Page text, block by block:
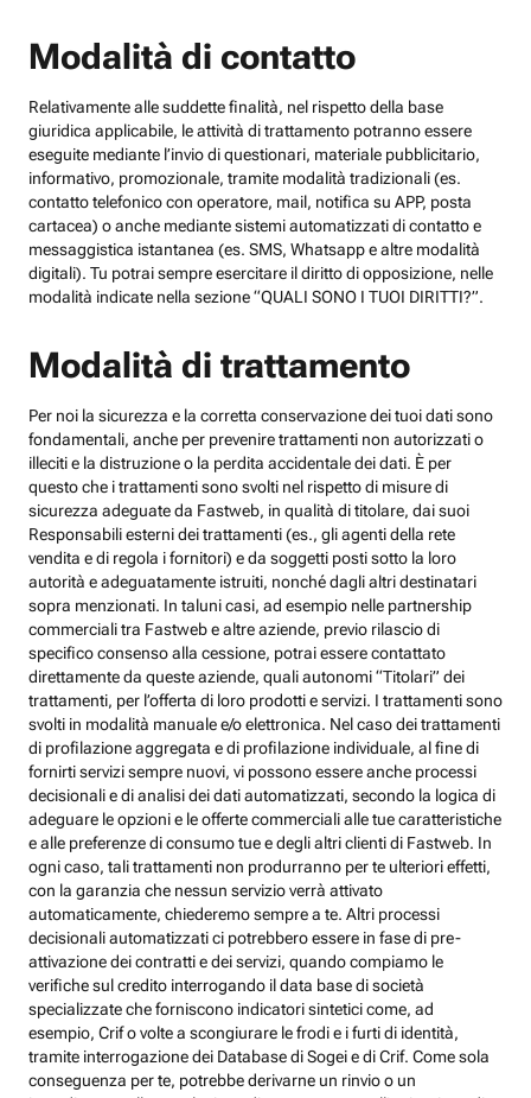
Modalità di contatto
Relativamente alle suddette finalità, nel rispetto della base
giuridica applicabile, le attività di trattamento potranno essere
eseguite mediante l’invio di questionari, materiale pubblicitario,
informativo, promozionale, tramite modalità tradizionali (es.
contatto telefonico con operatore, mail, notifica su APP, posta
cartacea) o anche mediante sistemi automatizzati di contatto e
messaggistica istantanea (es. SMS, Whatsapp e altre modalità
digitali). Tu potrai sempre esercitare il diritto di opposizione, nelle
modalità indicate nella sezione “QUALI SONO I TUOI DIRITTI?”.
Modalità di trattamento
Per noi la sicurezza e la corretta conservazione dei tuoi dati sono
fondamentali, anche per prevenire trattamenti non autorizzati o
illeciti e la distruzione o la perdita accidentale dei dati. È per
questo che i trattamenti sono svolti nel rispetto di misure di
sicurezza adeguate da Fastweb, in qualità di titolare, dai suoi
Responsabili esterni dei trattamenti (es., gli agenti della rete
vendita e di regola i fornitori) e da soggetti posti sotto la loro
autorità e adeguatamente istruiti, nonché dagli altri destinatari
sopra menzionati. In taluni casi, ad esempio nelle partnership
commerciali tra Fastweb e altre aziende, previo rilascio di
specifico consenso alla cessione, potrai essere contattato
direttamente da queste aziende, quali autonomi “Titolari” dei
trattamenti, per l’offerta di loro prodotti e servizi. I trattamenti sono
svolti in modalità manuale e/o elettronica. Nel caso dei trattamenti
di profilazione aggregata e di profilazione individuale, al fine di
fornirti servizi sempre nuovi, vi possono essere anche processi
decisionali e di analisi dei dati automatizzati, secondo la logica di
adeguare le opzioni e le offerte commerciali alle tue caratteristiche
e alle preferenze di consumo tue e degli altri clienti di Fastweb. In
ogni caso, tali trattamenti non produrranno per te ulteriori effetti,
con la garanzia che nessun servizio verrà attivato
automaticamente, chiederemo sempre a te. Altri processi
decisionali automatizzati ci potrebbero essere in fase di pre-
attivazione dei contratti e dei servizi, quando compiamo le
verifiche sul credito interrogando il data base di società
specializzate che forniscono indicatori sintetici come, ad
esempio, Crif o volte a scongiurare le frodi e i furti di identità,
tramite interrogazione dei Database di Sogei e di Crif. Come sola
conseguenza per te, potrebbe derivarne un rinvio o un